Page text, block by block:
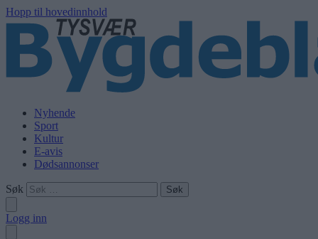
Hopp til hovedinnhold
Nyhende
Sport
Kultur
E-avis
Dødsannonser
Søk
Logg inn